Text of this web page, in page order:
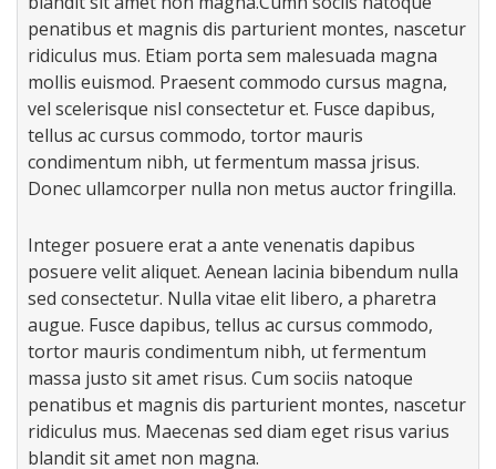
penatibus et magnis dis parturient montes, nascetur
ridiculus mus. Etiam porta sem malesuada magna
mollis euismod. Praesent commodo cursus magna,
vel scelerisque nisl consectetur et. Fusce dapibus,
tellus ac cursus commodo, tortor mauris
condimentum nibh, ut fermentum massa jrisus.
Donec ullamcorper nulla non metus auctor fringilla.
Integer posuere erat a ante venenatis dapibus
posuere velit aliquet. Aenean lacinia bibendum nulla
sed consectetur. Nulla vitae elit libero, a pharetra
augue. Fusce dapibus, tellus ac cursus commodo,
tortor mauris condimentum nibh, ut fermentum
massa justo sit amet risus. Cum sociis natoque
penatibus et magnis dis parturient montes, nascetur
ridiculus mus. Maecenas sed diam eget risus varius
blandit sit amet non magna.